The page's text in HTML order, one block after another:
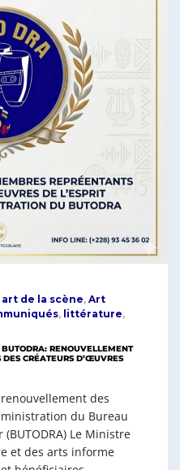
art de la scène, Art
, littérature,
RENOUVELLEMENT
CRÉATEURS D’ŒUVRES
des
du Bureau
​Le Ministre
et des arts informe